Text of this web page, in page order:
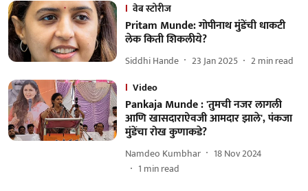
वेब स्टोरीज
Pritam Munde: गोपीनाथ मुंडेंची धाकटी
लेक किती शिकलीये?
Siddhi Hande 23 Jan 2025 2min read
Video
Pankaja Munde : 'तुमची नजर लागली
आणि खासदाराऐवजी आमदार झाले', पंकजा
मुंडेंचा रोख कुणाकडे?
Namdeo Kumbhar
18 Nov 2024
1 min read